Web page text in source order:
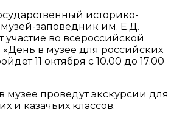
историко-
заповедник им. Е.Д.
во всероссийской
в музее для российских
11 октября c 10.00 до 17.00
музее проведут экскурсии для
и казачьих классов.